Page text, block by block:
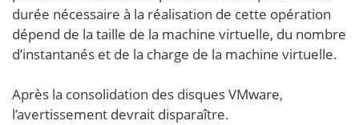
durée nécessaire à la réalisation de cette opération
dépend de la taille de la machine virtuelle, du nombre
d’instantanés et de la charge de la machine virtuelle.
Après la consolidation des disques VMware,
l’avertissement devrait disparaître.